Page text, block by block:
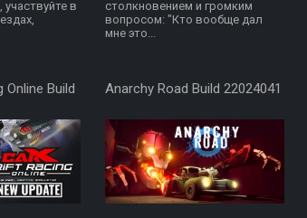
в
столкновением и громким
вопросом: "Кто вообще дал
мне это...
Online Build
Anarchy Road Build 22024041